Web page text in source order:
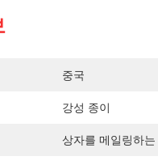
중국
강성 종이
상자를 메일링하